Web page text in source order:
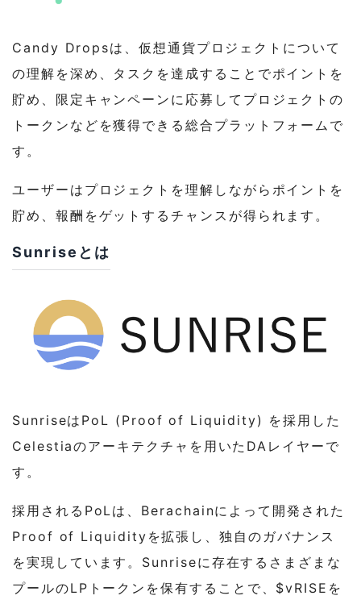
Candy Dropsは、仮想通貨プロジェクトについて
の理解を深め、タスクを達成することでポイントを
貯め、限定キャンペーンに応募してプロジェクトの
トークンなどを獲得できる総合プラットフォームで
す。
ユーザーはプロジェクトを理解しながらポイントを
貯め、報酬をゲットするチャンスが得られます。
Sunriseとは
SunriseはPoL (Proof of Liquidity) を採用した
Celestiaのアーキテクチャを用いたDAレイヤーで
す。
採用されるPoLは、Berachainによって開発された
Proof of Liquidityを拡張し、独自のガバナンス
を実現しています。Sunriseに存在するさまざまな
プールのLPトークンを保有することで、$vRISEを